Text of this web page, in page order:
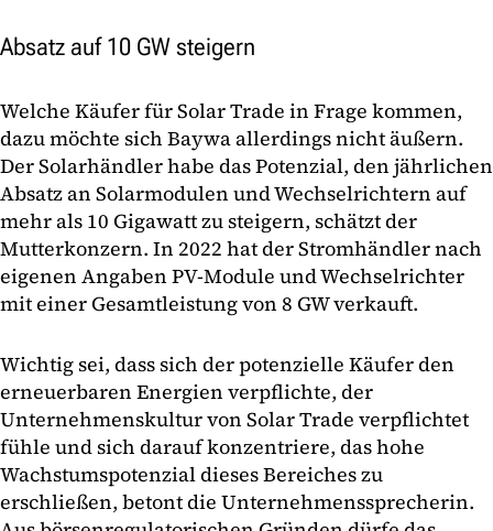
Absatz auf 10 GW steigern
Welche Käufer für Solar Trade in Frage kommen,
dazu möchte sich Baywa allerdings nicht äußern.
Der Solarhändler habe das Potenzial, den jährlichen
Absatz an Solarmodulen und Wechselrichtern auf
mehr als 10 Gigawatt zu steigern, schätzt der
Mutterkonzern. In 2022 hat der Stromhändler nach
eigenen Angaben PV-Module und Wechselrichter
mit einer Gesamtleistung von 8 GW verkauft.
Wichtig sei, dass sich der potenzielle Käufer den
erneuerbaren Energien verpflichte, der
Unternehmenskultur von Solar Trade verpflichtet
fühle und sich darauf konzentriere, das hohe
Wachstumspotenzial dieses Bereiches zu
erschließen, betont die Unternehmenssprecherin.